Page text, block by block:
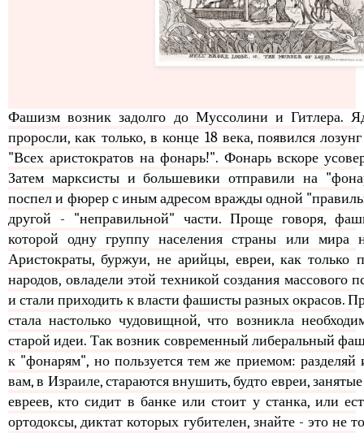
Фашизм возник задолго до Муссолини и Гитлера.
проросли, как только, в конце 18 века, появился
"Всех аристократов на фонарь!". Фонарь вскоре
Затем марксисты и большевики отправили на
поспел и фюрер с иным адресом вражды одной
другой - "неправильной" части. Проще говоря,
Аристократы, буржуи, не арийцы, евреи, как только
народов, овладели этой техникой создания массового
и стали приходить к власти фашисты разных окрасов.
стала настолько чудовищной, что возникла
старой идеи. Так возник современный либеральный
к "фонарям", но пользуется тем же приемом: разделяй
вам, в Израиле, стараются внушить, будто евреи,
евреев, кто сидит в банке или стоит у станка, или
ортодоксы, диктат которых губителен, знайте - это не